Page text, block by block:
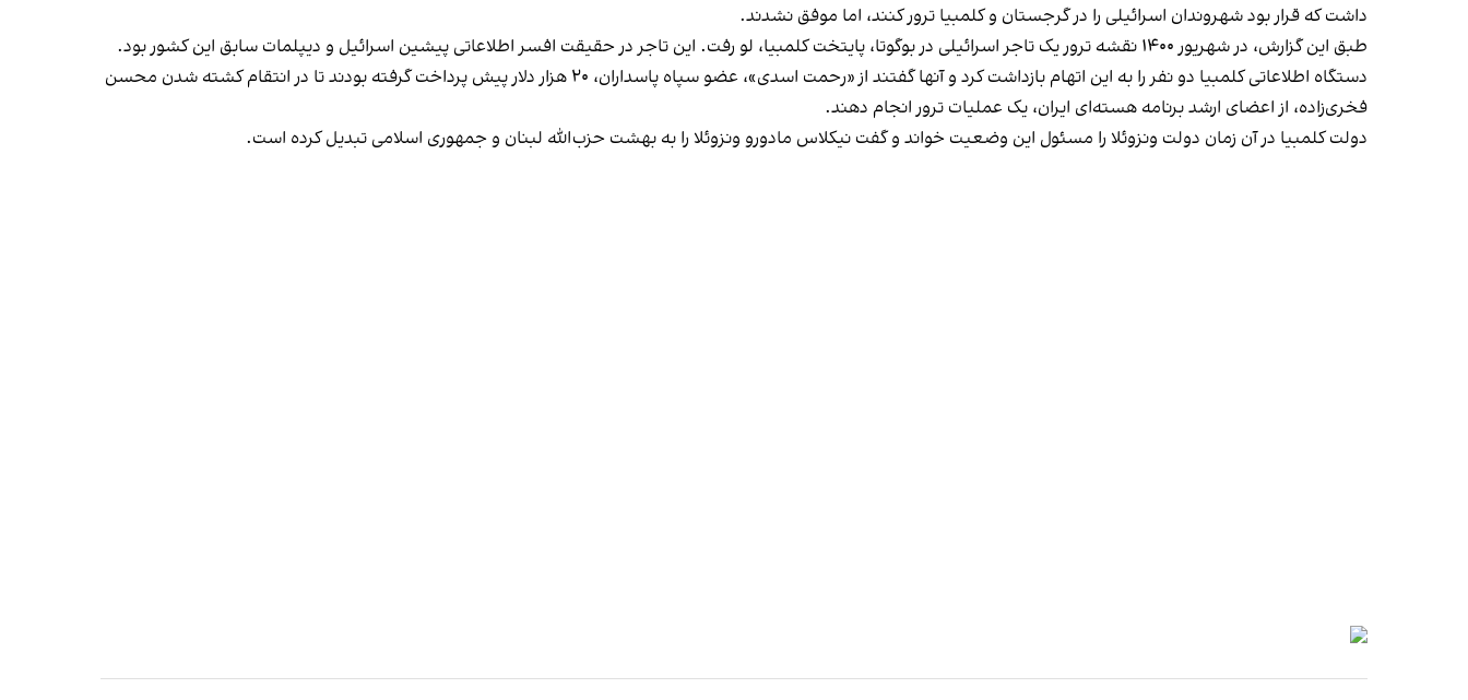
داشت که قرار بود شهروندان اسرائیلی را در گرجستان و کلمبیا ترور کنند، اما موفق نشدند.
طبق این گزارش، در شهریور ۱۴۰۰ نقشه ترور یک تاجر اسرائیلی در بوگوتا، پایتخت کلمبیا، لو رفت. این تاجر در حقیقت افسر اطلاعاتی پیشین اسرائیل و دیپلمات سابق این کشور بود.
دستگاه اطلاعاتی کلمبیا دو نفر را به این اتهام بازداشت کرد و آنها گفتند از «رحمت اسدی»، عضو سپاه پاسداران، ۲۰ هزار دلار پیش پرداخت گرفته بودند تا در انتقام کشته شدن محسن
فخری‌زاده، از اعضای ارشد برنامه هسته‌ای ایران، یک عملیات ترور انجام دهند.
دولت کلمبیا در آن زمان دولت ونزوئلا را مسئول این وضعیت خواند و گفت نیکلاس مادورو ونزوئلا را به بهشت حزب‌الله لبنان و جمهوری اسلامی تبدیل کرده است.